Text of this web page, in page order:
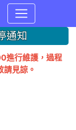
通知
進行維護，過程
見諒。